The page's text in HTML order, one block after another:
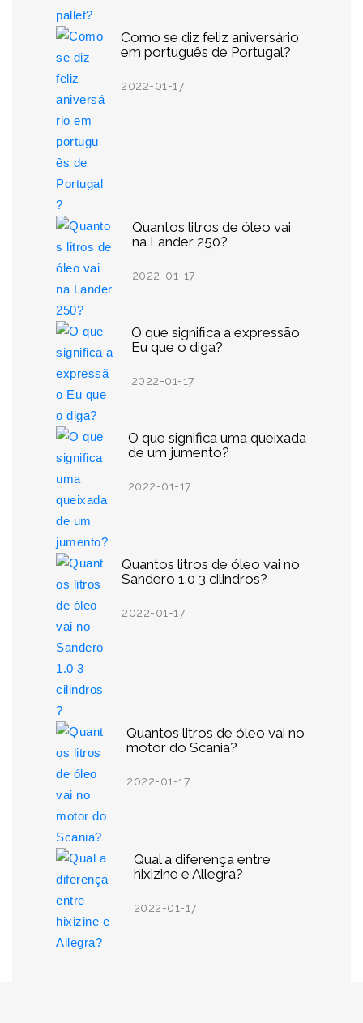
Como se diz feliz aniversário
em português de Portugal?
2022-01-17
Quantos litros de óleo vai
na Lander 250?
2022-01-17
O que significa a expressão
Eu que o diga?
2022-01-17
O que significa uma queixada
de um jumento?
2022-01-17
Quantos litros de óleo vai no
Sandero 1.0 3 cilindros?
2022-01-17
Quantos litros de óleo vai no
motor do Scania?
2022-01-17
Qual a diferença entre
hixizine e Allegra?
2022-01-17